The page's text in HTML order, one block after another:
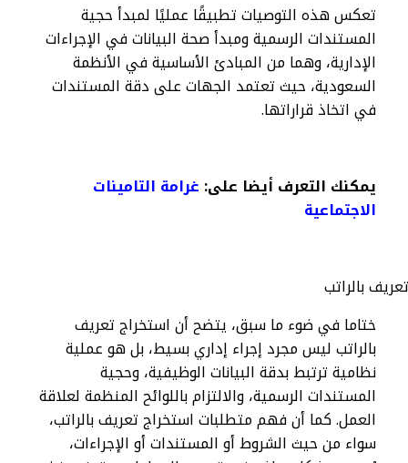
تعكس هذه التوصيات تطبيقًا عمليًا لمبدأ حجية
المستندات الرسمية ومبدأ صحة البيانات في الإجراءات
الإدارية، وهما من المبادئ الأساسية في الأنظمة
السعودية، حيث تعتمد الجهات على دقة المستندات
في اتخاذ قراراتها.
يمكنك التعرف أيضا على: غرامة التامينات
الاجتماعية​
ختاما في ضوء ما سبق، يتضح أن استخراج تعريف
بالراتب ليس مجرد إجراء إداري بسيط، بل هو عملية
نظامية ترتبط بدقة البيانات الوظيفية، وحجية
المستندات الرسمية، والالتزام باللوائح المنظمة لعلاقة
العمل. كما أن فهم متطلبات استخراج تعريف بالراتب،
سواء من حيث الشروط أو المستندات أو الإجراءات،